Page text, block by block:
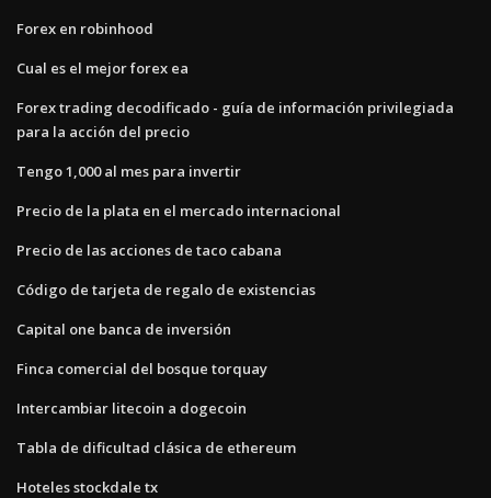
Forex en robinhood
Cual es el mejor forex ea
Forex trading decodificado - guía de información privilegiada
para la acción del precio
Tengo 1,000 al mes para invertir
Precio de la plata en el mercado internacional
Precio de las acciones de taco cabana
Código de tarjeta de regalo de existencias
Capital one banca de inversión
Finca comercial del bosque torquay
Intercambiar litecoin a dogecoin
Tabla de dificultad clásica de ethereum
Hoteles stockdale tx